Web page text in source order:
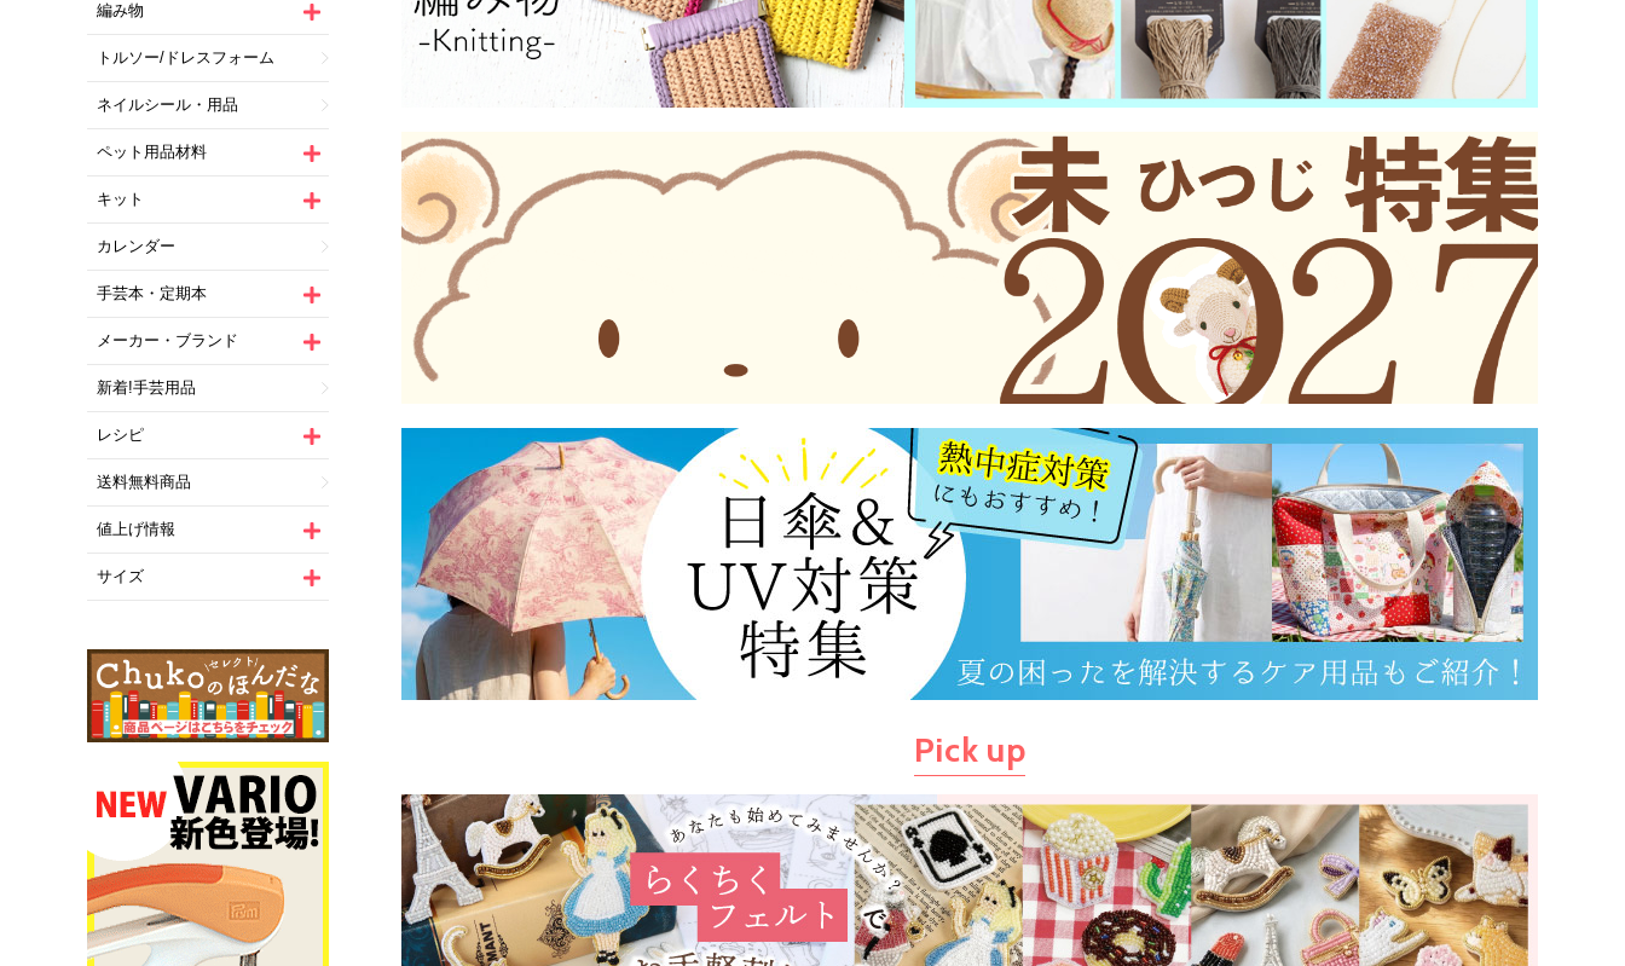
編み物
トルソー/ドレスフォーム
ネイルシール・用品
ペット用品材料
キット
カレンダー
手芸本・定期本
メーカー・ブランド
新着!手芸用品
レシピ
送料無料商品
値上げ情報
サイズ
Pick up